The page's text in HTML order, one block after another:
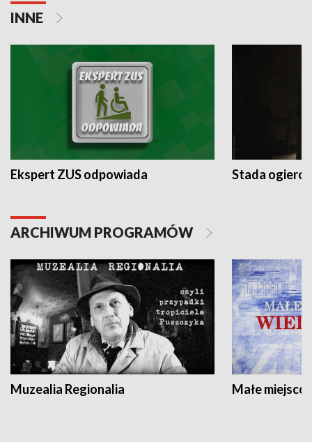
INNE
Ekspert ZUS odpowiada Stada
ARCHIWUM PROGRAMÓW
Muzealia Regionalia Małe